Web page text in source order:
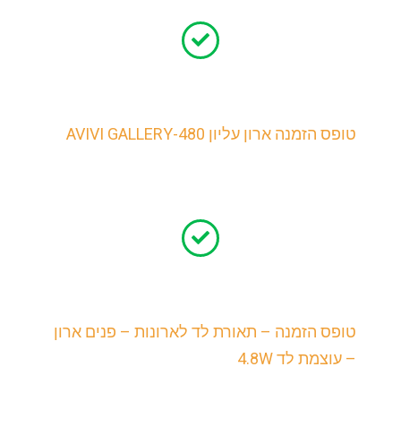
טופס הזמנה ארון עליון AVIVI GALLERY-480
טופס הזמנה – תאורת לד לארונות – פנים ארון
– עוצמת לד 4.8W